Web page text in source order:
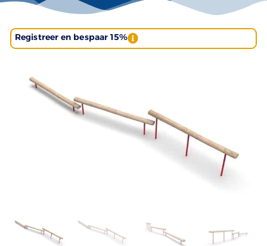
Registreer en bespaar 15%